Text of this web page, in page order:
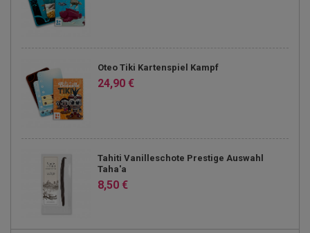
Oteo Tiki Kartenspiel Kampf
24,90 €
Tahiti Vanilleschote Prestige Auswahl
Taha'a
8,50 €